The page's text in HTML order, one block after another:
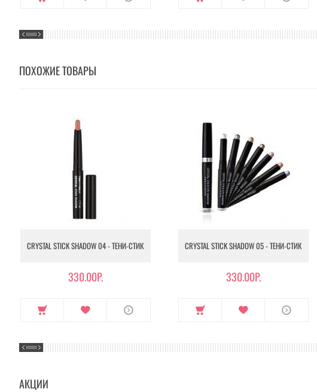
ПОХОЖИЕ ТОВАРЫ
CRYSTAL STICK SHADOW 04 - ТЕНИ-СТИК
330.00Р.
CRYSTAL STICK SHADOW 05 - ТЕНИ-СТИК
330.00Р.
АКЦИИ